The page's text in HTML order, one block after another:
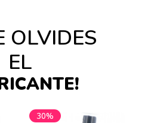
OLVIDES
EL
30%